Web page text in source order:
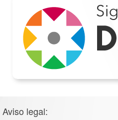
Aviso legal: